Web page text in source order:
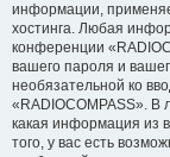
информации,
хостинга. Любая
конференции
вашего пароля и
необязательной ко
«RADIOCOMPASS». В
какая информация из
того, у вас есть